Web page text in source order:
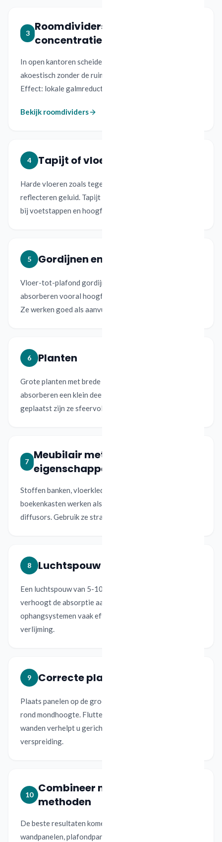
3
Roomdividers en
concentratieschermen
In open kantoren scheiden roomdividers werkzones
akoestisch zonder de ruimte volledig af te sluiten.
Effect: lokale galmreductie van 40-60% per zone.
Bekijk roomdividers
4 Tapijt of vloerbedekking
Harde vloeren zoals tegels, PVC en laminaat
reflecteren geluid. Tapijt en vloerkleden helpen vooral
bij voetstappen en hoogfrequente reflecties.
5 Gordijnen en textiel
Vloer-tot-plafond gordijnen van dikkere stoffen
absorberen vooral hoogfrequent geluid, zoals spraak.
Ze werken goed als aanvullende maatregel.
6 Planten
Grote planten met brede bladeren verstrooien en
absorberen een klein deel van het geluid. In groepen
geplaatst zijn ze sfeervol en ondersteunend.
7 Meubilair met absorberende
eigenschappen
Stoffen banken, vloerkleden, kussens en open
boekenkasten werken als natuurlijke absorbers en
diffusors. Gebruik ze strategisch, niet willekeurig.
8 Luchtspouw achter panelen
Een luchtspouw van 5-10 cm tussen paneel en wand
verhoogt de absorptie aanzienlijk. Daarom zijn
ophangsystemen vaak effectiever dan directe
verlijming.
9 Correcte plaatsing
Plaats panelen op de grootste harde oppervlakken en
rond mondhoogte. Flutter echo tussen twee harde
wanden verhelpt u gerichter dan met willekeurige
verspreiding.
10
Combineer meerdere
methoden
De beste resultaten komen uit een integrale aanpak:
wandpanelen, plafondpanelen, vloer en meubilair